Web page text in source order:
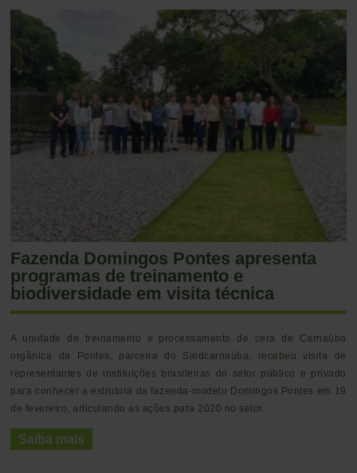
Fazenda Domingos Pontes apresenta
programas de treinamento e
biodiversidade em visita técnica
A unidade de treinamento e processamento de cera de Carnaúba
orgânica da Pontes, parceira do Sindcarnaúba, recebeu visita de
representantes de instituições brasileiras do setor público e privado
para conhecer a estrutura da fazenda-modelo Domingos Pontes em 19
de fevereiro, articulando as ações para 2020 no setor.
Saiba mais